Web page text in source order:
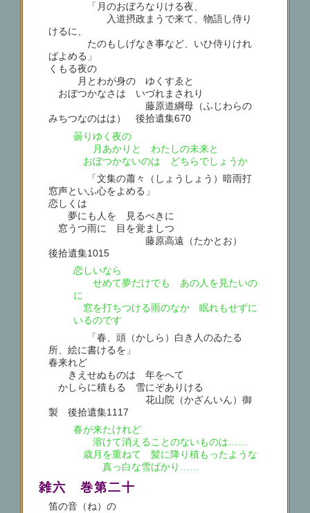
「月のおぼろなりける夜、
入道摂政まうで来て、物語し侍り
けるに、
たのもしげなき事など、いひ侍りけれ
ばよめる」
くもる夜の
月とわが身の ゆくすゑと
おぼつかなさは いづれまされり
藤原道綱母（ふじわらの
みちつなのはは） 後拾遺集670
曇りゆく夜の
月あかりと わたしの未来と
おぼつかないのは どちらでしょうか
「文集の蕭々（しょうしょう）暗雨打
窓声といふ心をよめる」
恋しくは
夢にも人を 見るべきに
窓うつ雨に 目を覚ましつゝ
藤原高遠（たかとお）
後拾遺集1015
恋しいなら
せめて夢だけでも あの人を見たいの
に
窓を打ちつける雨のなか 眠れもせずに
いるのです
「春、頭（かしら）白き人のゐたる
所、絵に書けるを」
春来れど
きえせぬものは 年をへて
かしらに積もる 雪にぞありける
花山院（かざんいん）御
製 後拾遺集1117
春が来たけれど
溶けて消えることのないものは……
歳月を重ねて 髪に降り積もったような
真っ白な雪ばかり……
雑六 巻第二十
笛の音（ね）の